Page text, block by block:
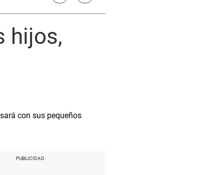
hijos,
con sus pequeños